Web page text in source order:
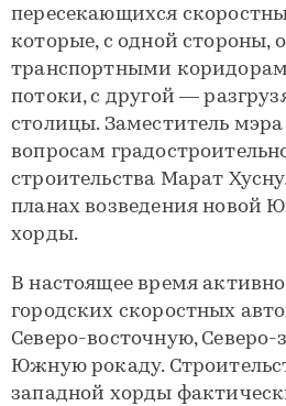
пересекающихся
которые, с одной стороны,
транспортными
потоки, с другой —
столицы. Заместитель
вопросам
строительства Марат
планах возведения новой
хорды.
В настоящее время
городских скоростных
Северо-восточную,
Южную рокаду.
западной хорды